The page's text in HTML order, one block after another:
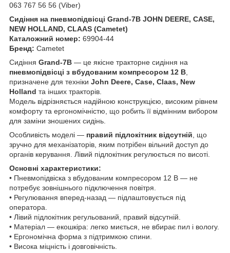
063 767 56 56 (Viber)
Сидіння на пневмопідвісці Grand-7B JOHN DEERE, CASE,
NEW HOLLAND, CLAAS (Cametet)
Каталожний номер: 69904-44
Бренд: Cametet
Сидіння Grand-7B — це якісне тракторне сидіння на
пневмопідвісці з вбудованим компресором 12 В
призначене для техніки John Deere, Case, Claas, New
Holland та інших тракторів.
Модель відрізняється надійною конструкцією, високим рівнем
комфорту та ергономічністю, що робить її відмінним вибором
для заміни зношених сидінь.
Особливість моделі — правий підлокітник відсутній , що
зручно для механізаторів, яким потрібен вільний доступ до
органів керування. Лівий підлокітник регулюється по висоті.
Основні характеристики:
• Пневмопідвіска з вбудованим компресором 12 В — не
потребує зовнішнього підключення повітря.
• Регулювання вперед-назад — підлаштовується під
оператора.
• Лівий підлокітник регульований, правий відсутній.
• Матеріал — екошкіра: легко миється, не вбирає пил і вологу.
• Ергономічна форма з підтримкою спини.
• Висока міцність і довговічність.